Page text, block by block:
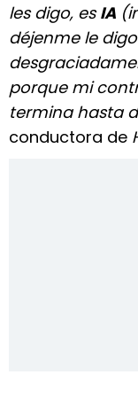
les digo, esIA
déjenme le
porque mi
termina hasta
conductora de